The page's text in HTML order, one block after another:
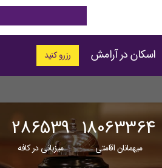
اسکان در آرامش رزرو کنید
18063364
میهمانان اقامتی
286539
میزبانی در کافه